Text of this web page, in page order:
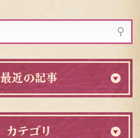
最近の記事
カテゴリ